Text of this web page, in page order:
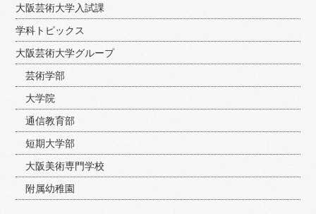
大阪芸術大学入試課
学科トピックス
大阪芸術大学グループ
芸術学部
大学院
通信教育部
短期大学部
大阪美術専門学校
附属幼稚園